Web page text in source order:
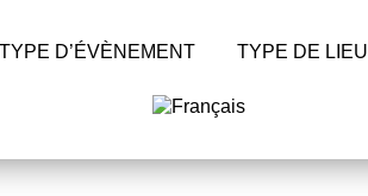
TYPE D’ÉVÈNEMENT TYPE DE LIEU